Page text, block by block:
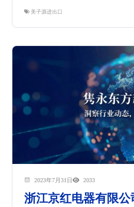
美子源进出口
2023年7月31日 2033
浙江京红电器有限